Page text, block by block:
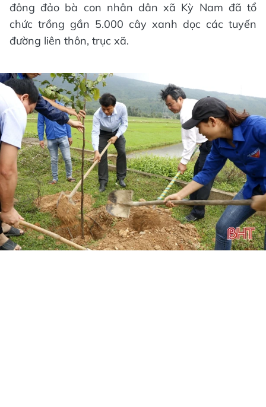
đông đảo bà con nhân dân xã Kỳ Nam đã tổ
chức trồng gần 5.000 cây xanh dọc các tuyến
đường liên thôn, trục xã.